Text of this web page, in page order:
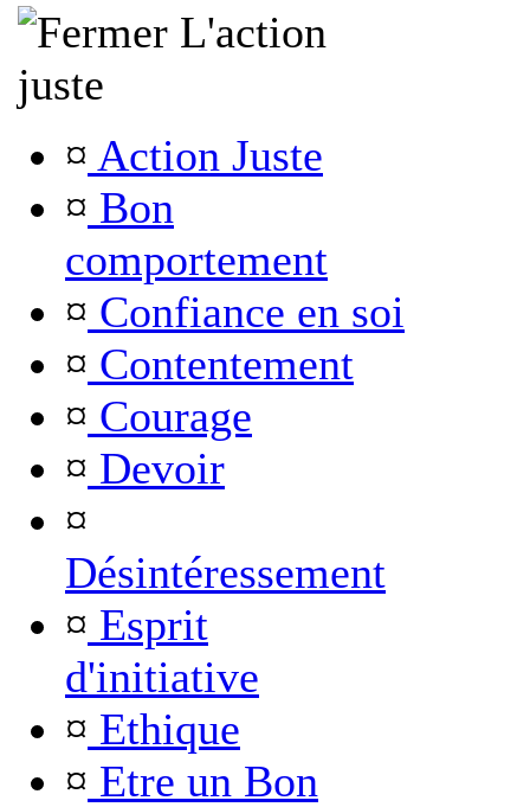
L'action
juste
¤ Action Juste
¤ Bon
comportement
¤ Confiance en soi
¤ Contentement
¤ Courage
¤ Devoir
¤
Désintéressement
¤ Esprit
d'initiative
¤ Ethique
¤ Etre un Bon